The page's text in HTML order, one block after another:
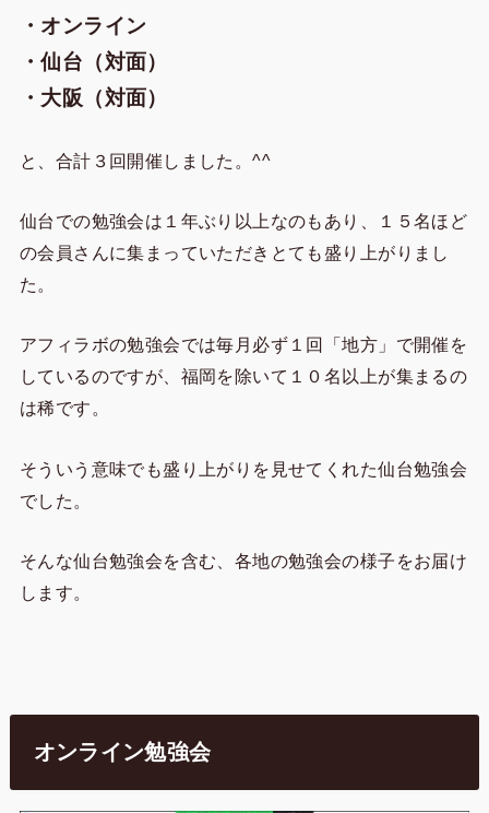
・オンライン
・仙台（対面）
・大阪（対面）
と、合計３回開催しました。^^
仙台での勉強会は１年ぶり以上なのもあり、１５名ほど
の会員さんに集まっていただきとても盛り上がりまし
た。
アフィラボの勉強会では毎月必ず１回「地方」で開催を
しているのですが、福岡を除いて１０名以上が集まるの
は稀です。
そういう意味でも盛り上がりを見せてくれた仙台勉強会
でした。
そんな仙台勉強会を含む、各地の勉強会の様子をお届け
します。
オンライン勉強会